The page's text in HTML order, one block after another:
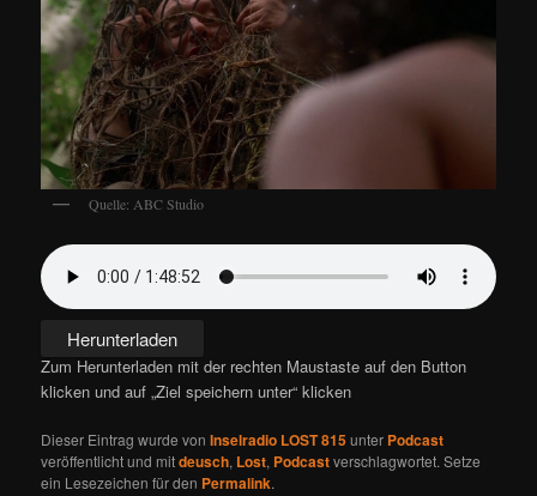
Quelle: ABC Studio
Herunterladen
Zum Herunterladen mit der rechten Maustaste auf den Button
klicken und auf „Ziel speichern unter“ klicken
Dieser Eintrag wurde vonInselradio LOST 815unter Podcast
veröffentlicht und mitdeusch, Lost, Podcastverschlagwortet. Setze
ein Lesezeichen für den Permalink.